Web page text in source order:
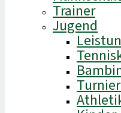
Trainer
Jugend